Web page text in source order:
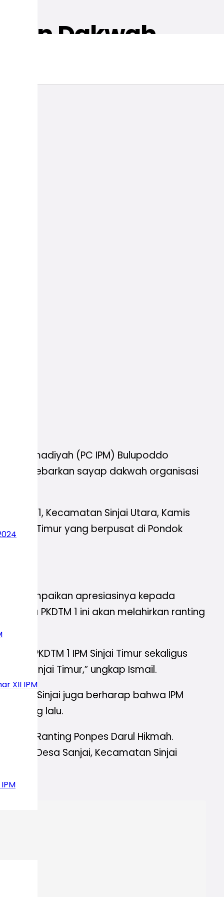
XII IPM
Dakwah
(PC IPM) Bulupoddo
melebarkan sayap dakwah organisasi
31, Kecamatan Sinjai Utara, Kamis
Sinjai Timur yang berpusat di Pondok
apresiasinya kepada
PKDTM 1 ini akan melahirkan ranting
PKDTM 1 IPM Sinjai Timur sekaligus
Sinjai Timur,” ungkap Ismail.
IPM Sinjai juga berharap bahwa IPM
yang lalu.
dan Ranting Ponpes Darul Hikmah.
Desa Sanjai, Kecamatan Sinjai